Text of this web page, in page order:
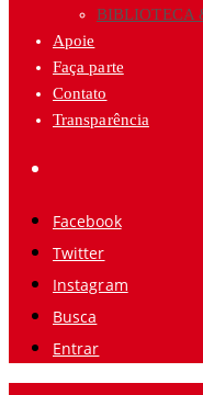
BIBLIOTECA
Apoie
Faça parte
Contato
Transparência
Facebook
Twitter
Instagram
Busca
Entrar